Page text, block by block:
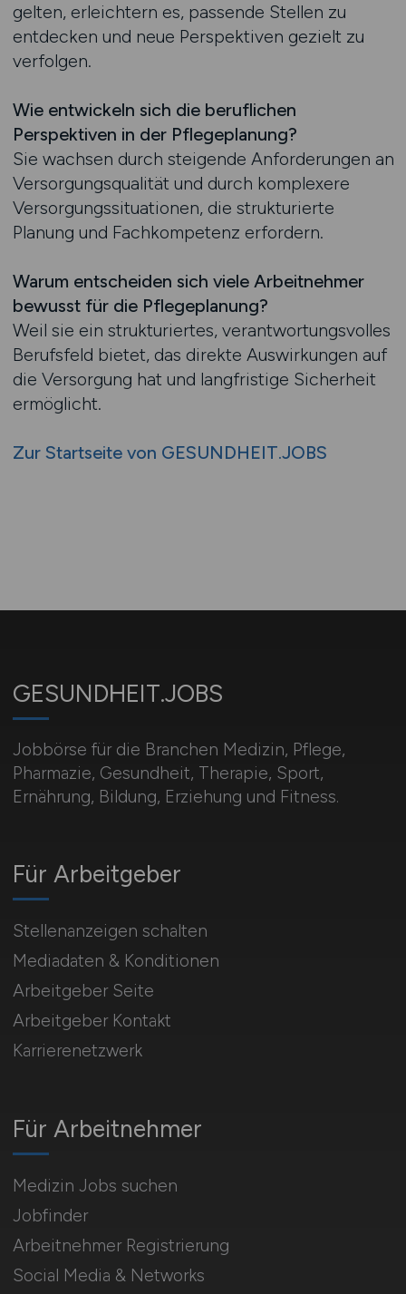
gelten, erleichtern es, passende Stellen zu
entdecken und neue Perspektiven gezielt zu
verfolgen.
Wie entwickeln sich die beruflichen
Perspektiven in der Pflegeplanung?
Sie wachsen durch steigende Anforderungen an
Versorgungsqualität und durch komplexere
Versorgungssituationen, die strukturierte
Planung und Fachkompetenz erfordern.
Warum entscheiden sich viele Arbeitnehmer
bewusst für die Pflegeplanung?
Weil sie ein strukturiertes, verantwortungsvolles
Berufsfeld bietet, das direkte Auswirkungen auf
die Versorgung hat und langfristige Sicherheit
ermöglicht.
Zur Startseite von GESUNDHEIT.JOBS
GESUNDHEIT.JOBS
Jobbörse für die Branchen Medizin, Pflege,
Pharmazie, Gesundheit, Therapie, Sport,
Ernährung, Bildung, Erziehung und Fitness.
Für Arbeitnehmer
Medizin Jobs suchen
Jobfinder
Arbeitnehmer Registrierung
Social Media & Networks
Für Arbeitgeber
Stellenanzeigen schalten
Mediadaten & Konditionen
Arbeitgeber Seite
Arbeitgeber Kontakt
Karrierenetzwerk